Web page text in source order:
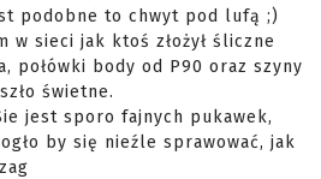
podobne to chwyt pod lufą ;)
w sieci jak ktoś złożył śliczne
połówki body od P90 oraz szyny
świetne.
jest sporo fajnych pukawek,
by się nieźle sprawować, jak